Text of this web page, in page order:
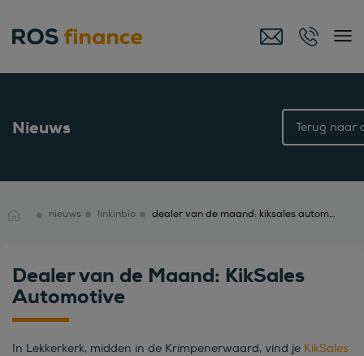
Nieuws Terug naar
nieuws linkinbio dealer van de maand: kiksales automotive
Dealer van de Maand: KikSales
Automotive
In Lekkerkerk, midden in de Krimpenerwaard, vind je KikSales